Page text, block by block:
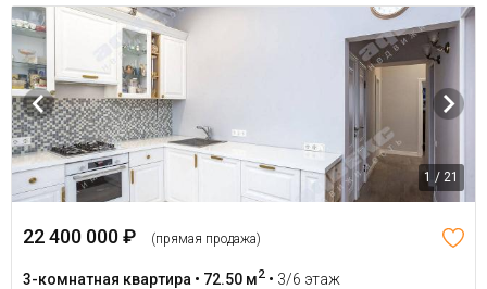
1 / 21
22 400 000 ₽ (прямая продажа)
3-комнатная квартира • 72.50 м2 • 3/6 этаж